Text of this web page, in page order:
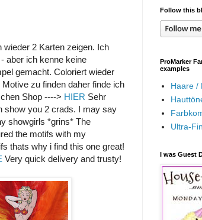
wieder 2 Karten zeigen. Ich
aber ich kenne keine
gemacht. Coloriert wieder
zu finden daher finde ich
Shop ----> HIER Sehr
show you 2 crads. I may say
showgirls *grins* The
the motifs with my
thats why i find this one great!
Very quick delivery and trusty!
Follow this
ProMarker
examples
Haare /
Ultra-
I was Guest